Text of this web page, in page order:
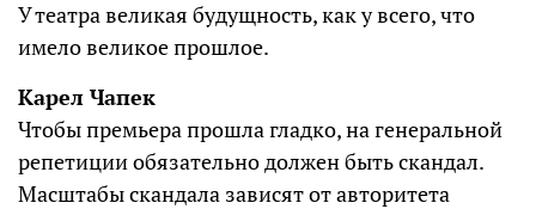
У театра великая будущность, как у всего, что
имело великое прошлое.
Карел Чапек
Чтобы премьера прошла гладко, на генеральной
репетиции обязательно должен быть скандал.
Масштабы скандала зависят от авторитета